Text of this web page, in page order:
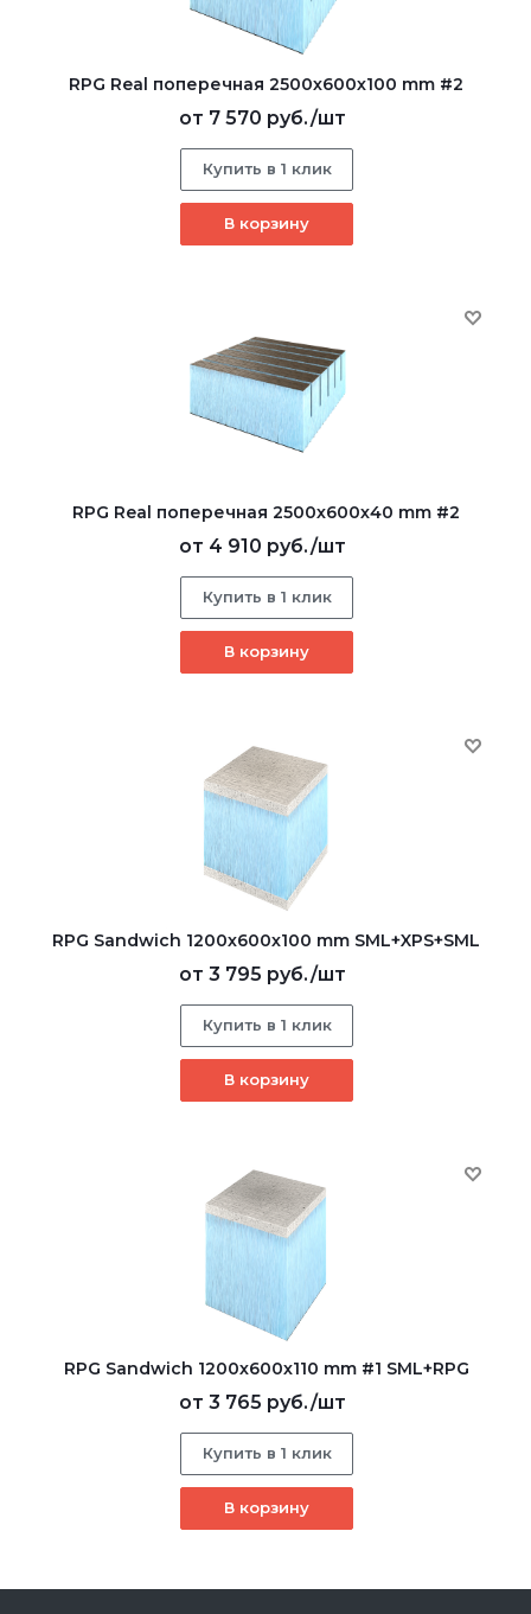
RPG Real поперечная 2500х600х100 mm #2
от 7 570 руб./шт
Купить в 1 клик
В корзину
RPG Real поперечная 2500х600х40 mm #2
от 4 910 руб./шт
Купить в 1 клик
В корзину
RPG Sandwich 1200х600х100 mm SML+XPS+SML
от 3 795 руб./шт
Купить в 1 клик
В корзину
RPG Sandwich 1200х600х110 mm #1 SML+RPG
от 3 765 руб./шт
Купить в 1 клик
В корзину